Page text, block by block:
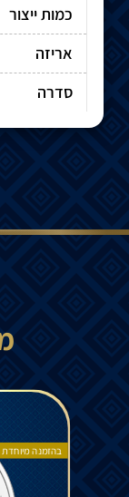
כמות ייצור
אריזה
סדרה
בהזמנה מיוחדת